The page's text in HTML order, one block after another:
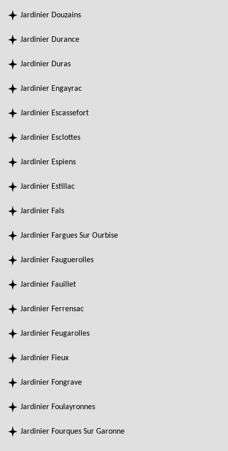
Jardinier Douzains
Jardinier Durance
Jardinier Duras
Jardinier Engayrac
Jardinier Escassefort
Jardinier Esclottes
Jardinier Espiens
Jardinier Estillac
Jardinier Fals
Jardinier Fargues Sur Ourbise
Jardinier Fauguerolles
Jardinier Fauillet
Jardinier Ferrensac
Jardinier Feugarolles
Jardinier Fieux
Jardinier Fongrave
Jardinier Foulayronnes
Jardinier Fourques Sur Garonne